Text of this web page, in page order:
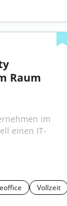
Raum
im
einen IT-
Vollzeit